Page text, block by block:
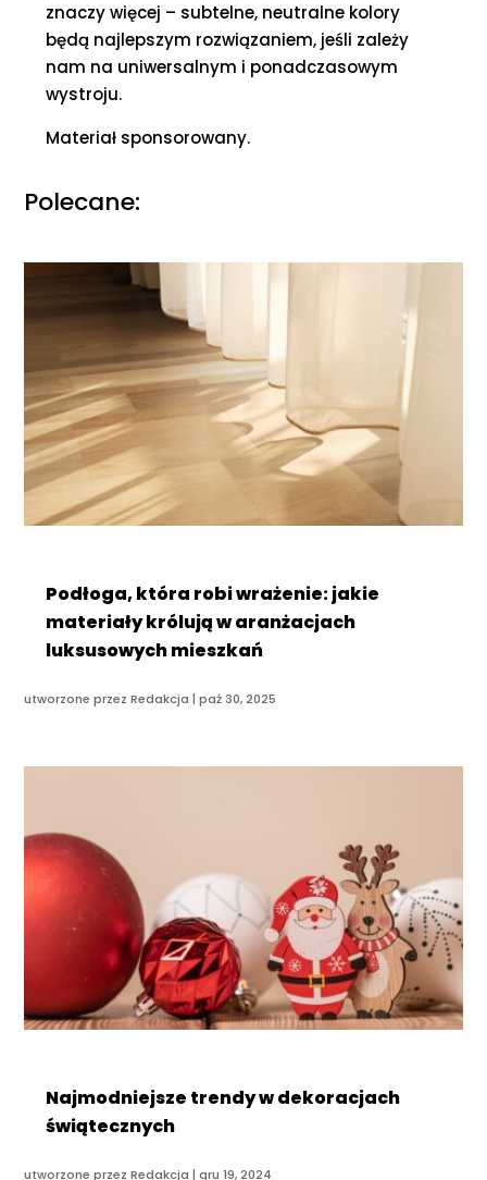
znaczy więcej – subtelne, neutralne kolory
będą najlepszym rozwiązaniem, jeśli zależy
nam na uniwersalnym i ponadczasowym
wystroju.
Materiał sponsorowany.
Polecane:
Podłoga, która robi wrażenie: jakie
materiały królują w aranżacjach
luksusowych mieszkań
utworzone przezRedakcja |paź 30, 2025
Najmodniejsze trendy w dekoracjach
świątecznych
utworzone przezRedakcja |gru 19, 2024